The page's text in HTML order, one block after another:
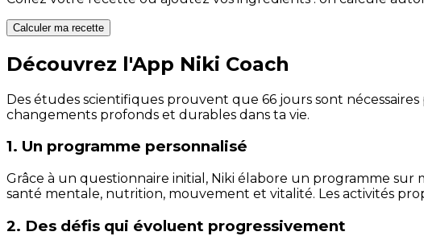
Calculer ma recette
Découvrez l'App Niki Coach
Des études scientifiques prouvent que 66 jours sont
changements profonds et durables dans ta vie.
1. Un programme personnalisé
Grâce à un questionnaire initial, Niki élabore un programme
santé mentale, nutrition, mouvement et vitalité. Les activités
2. Des défis qui évoluent progressivement